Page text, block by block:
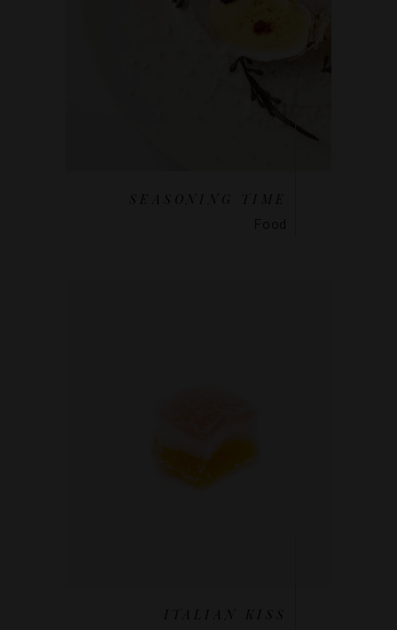
SEASONING TIME
Food
ITALIAN KISS